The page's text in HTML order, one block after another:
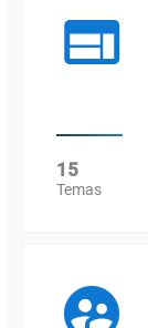
15
Temas